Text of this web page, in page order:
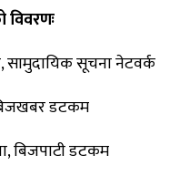
विवरणः
सूचना नेटवर्क
डटकम
बिजपाटी डटकम